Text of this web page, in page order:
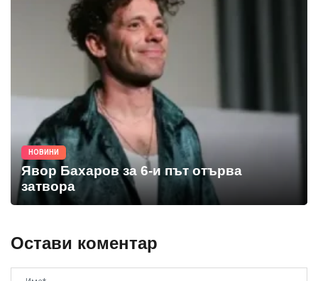
НОВИНИ
Явор Бахаров за 6-и път отърва
затвора
Остави коментар